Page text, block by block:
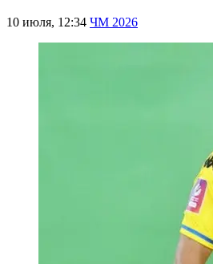
10 июля, 12:34 ЧМ 2026